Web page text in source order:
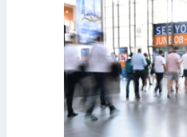
gewährleisten und sind fossilen
überlegen. Fossile Importe
hohe Kosten (u. a. 80 Mrd.
weshalb ein konsequenter
notwendig sei. Eine Diskussion
kommt zum Schluss: Die
Gesellschaft weitgehend
eher bei einzelnen politischen
Entscheidern. Hinweis: Die